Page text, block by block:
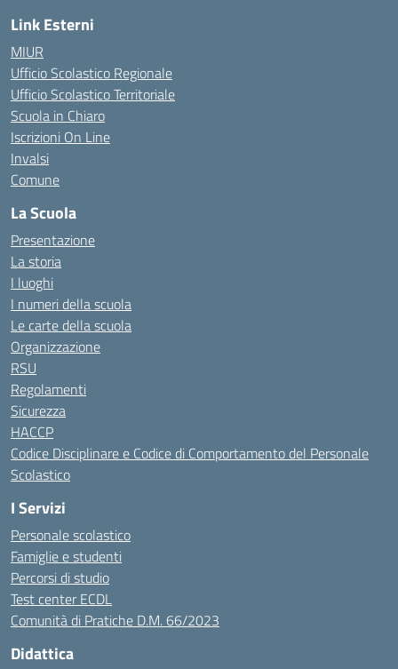
Link Esterni
MIUR
Ufficio Scolastico Regionale
Ufficio Scolastico Territoriale
Scuola in Chiaro
Iscrizioni On Line
Invalsi
Comune
La Scuola
Presentazione
La storia
I luoghi
I numeri della scuola
Le carte della scuola
Organizzazione
RSU
Regolamenti
Sicurezza
HACCP
Codice Disciplinare e Codice di Comportamento del Personale
Scolastico
I Servizi
Personale scolastico
Famiglie e studenti
Percorsi di studio
Test center ECDL
Comunità di Pratiche D.M. 66/2023
Didattica